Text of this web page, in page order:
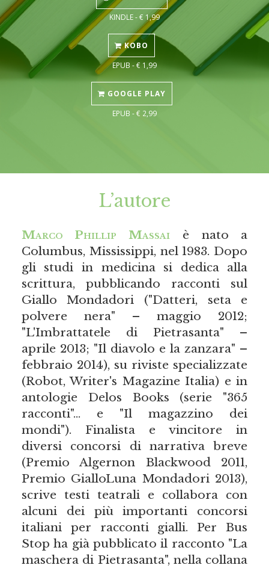
KINDLE - € 1,99
KOBO
EPUB - € 1,99
GOOGLE PLAY
EPUB - € 2,99
L’autore
Marco Phillip Massai è nato a
Columbus, Mississippi, nel 1983. Dopo
gli studi in medicina si dedica alla
scrittura, pubblicando racconti sul
Giallo Mondadori ("Datteri, seta e
polvere nera" – maggio 2012;
"L'Imbrattatele di Pietrasanta" –
aprile 2013; "Il diavolo e la zanzara" –
febbraio 2014), su riviste specializzate
(Robot, Writer's Magazine Italia) e in
antologie Delos Books (serie "365
racconti"… e "Il magazzino dei
mondi"). Finalista e vincitore in
diversi concorsi di narrativa breve
(Premio Algernon Blackwood 2011,
Premio GialloLuna Mondadori 2013),
scrive testi teatrali e collabora con
alcuni dei più importanti concorsi
italiani per racconti gialli. Per Bus
Stop ha già pubblicato il racconto "La
maschera di Pietrasanta", nella collana